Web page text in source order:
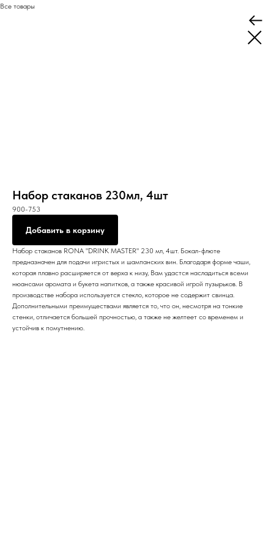
Все товары
Набор стаканов 230мл, 4шт
900-753
Добавить в корзину
Набор стаканов RONA "DRINK MASTER" 230 мл, 4шт. Бокал-флюте
предназначен для подачи игристых и шампанских вин. Благодаря форме чаши,
которая плавно расширяется от верха к низу, Вам удастся насладиться всеми
нюансами аромата и букета напитков, а также красивой игрой пузырьков. В
производстве набора используется стекло, которое не содержит свинца.
Дополнительными преимуществами является то, что он, несмотря на тонкие
стенки, отличается большей прочностью, а также не желтеет со временем и
устойчив к помутнению.